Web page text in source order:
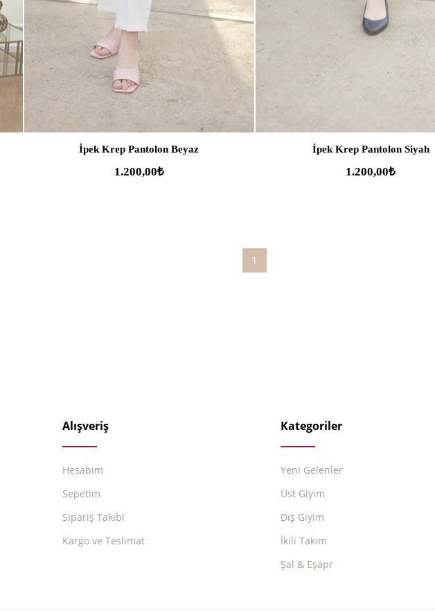
İpek Krep Pantolon Beyaz
1.200,00₺
İpek Krep Pantolon Siyah
1.200,00₺
1
Alışveriş
Hesabım
Sepetim
Sipariş Takibi
Kargo ve Teslimat
Kategoriler
Yeni Gelenler
Üst Giyim
Dış Giyim
İkili Takım
Şal & Eşapr